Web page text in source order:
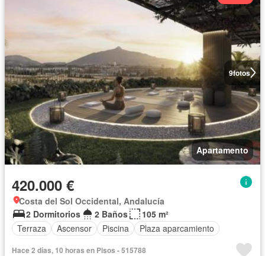
9fotos
Apartamento
420.000 €
Costa del Sol Occidental, Andalucía
2 Dormitorios
2 Baños
105 m²
Terraza
Ascensor Piscina Plaza aparcamiento
Hace 2 días, 10 horas en Pisos - 515788